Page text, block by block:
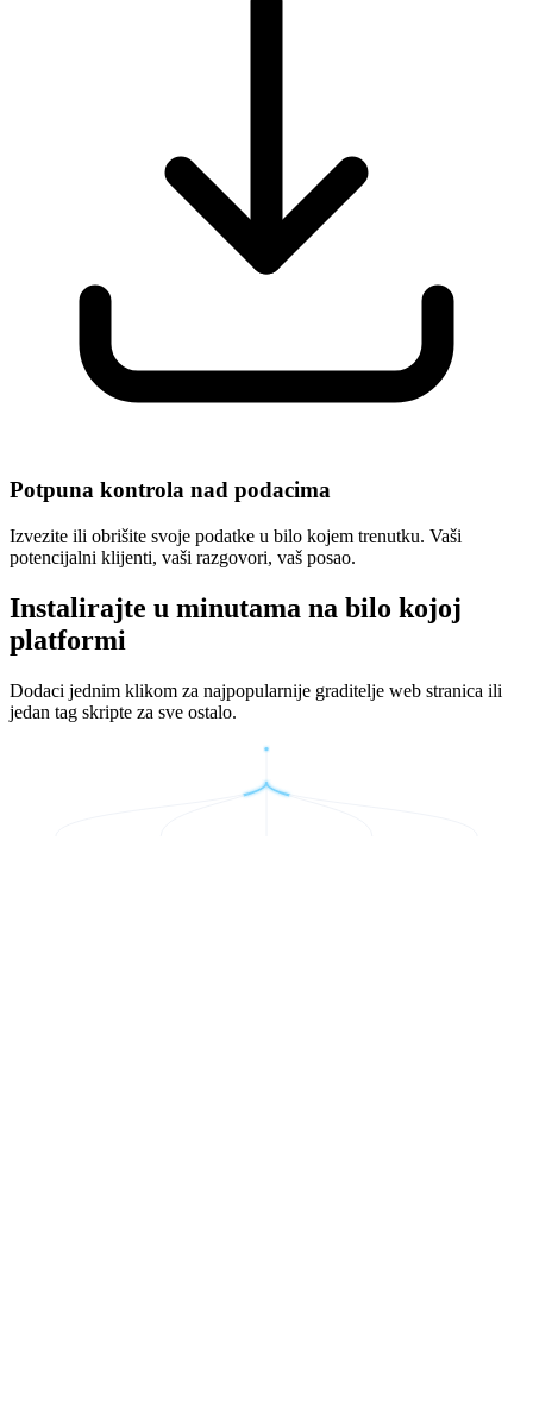
Potpuna kontrola nad podacima
Izvezite ili obrišite svoje podatke u bilo kojem trenutku. Vaši
potencijalni klijenti, vaši razgovori, vaš posao.
Instalirajte u minutama na bilo kojoj
platformi
Dodaci jednim klikom za najpopularnije graditelje web stranica ili
jedan tag skripte za sve ostalo.